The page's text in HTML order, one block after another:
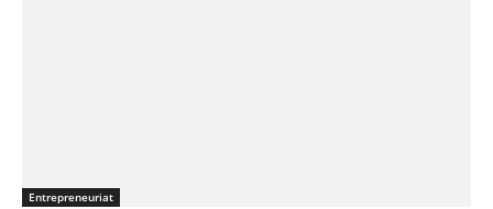
Entrepreneuriat